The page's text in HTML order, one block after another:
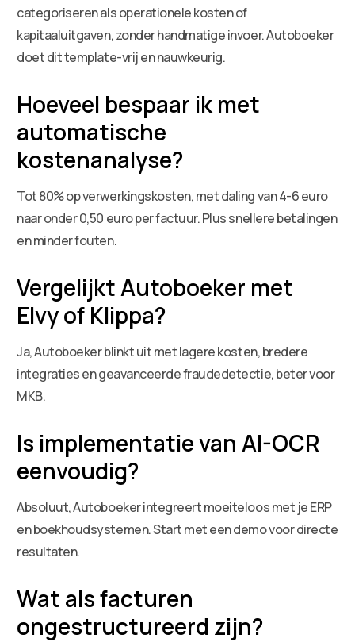
categoriseren als operationele kosten of
kapitaaluitgaven, zonder handmatige invoer. Autoboeker
doet dit template-vrij en nauwkeurig.
Hoeveel bespaar ik met
automatische
kostenanalyse?
Tot 80% op verwerkingskosten, met daling van 4-6 euro
naar onder 0,50 euro per factuur. Plus snellere betalingen
en minder fouten.
Vergelijkt Autoboeker met
Elvy of Klippa?
Ja, Autoboeker blinkt uit met lagere kosten, bredere
integraties en geavanceerde fraudedetectie, beter voor
MKB.
Is implementatie van AI-OCR
eenvoudig?
Absoluut, Autoboeker integreert moeiteloos met je ERP
en boekhoudsystemen. Start met een demo voor directe
resultaten.
Wat als facturen
ongestructureerd zijn?